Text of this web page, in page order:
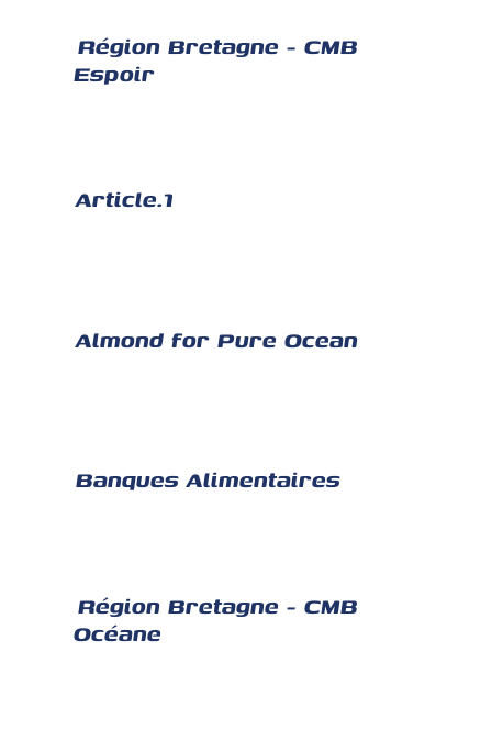
Région Bretagne - CMB
Espoir
Article.1
Almond for Pure Ocean
Banques Alimentaires
Région Bretagne - CMB
Océane